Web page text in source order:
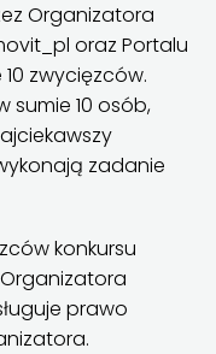
Organizatora
oraz Portalu
zwycięzców.
sumie 10 osób,
zadanie
konkursu
prawo